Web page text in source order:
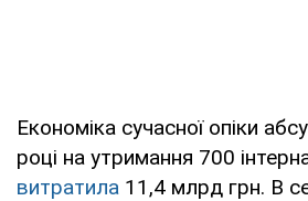
Економіка сучасної опіки
році на утримання 700
витратила 11,4 млрд грн. В